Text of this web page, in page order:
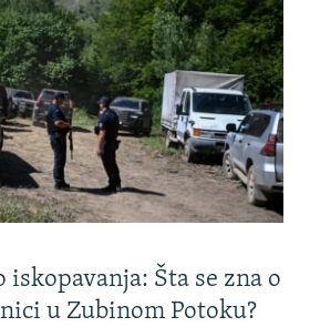
iskopavanja: Šta se zna o
u Zubinom Potoku?